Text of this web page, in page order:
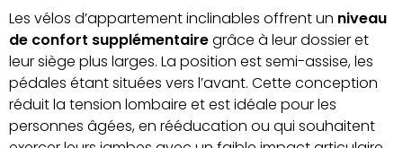
Les vélos d’appartement inclinables offrent un niveau
de confort supplémentairegrâce à leur dossier et
leur siège plus larges. La position est semi-assise, les
pédales étant situées vers l’avant. Cette conception
réduit la tension lombaire et est idéale pour les
personnes âgées, en rééducation ou qui souhaitent